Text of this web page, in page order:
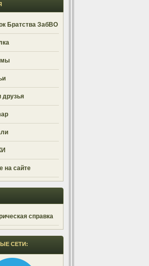
Братства ЗабВО
друзья
на сайте
справка
СЕТИ: